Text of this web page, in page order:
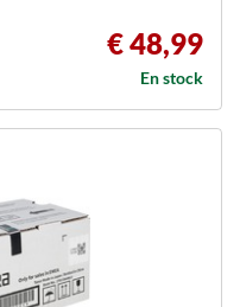
€ 48,99
En stock